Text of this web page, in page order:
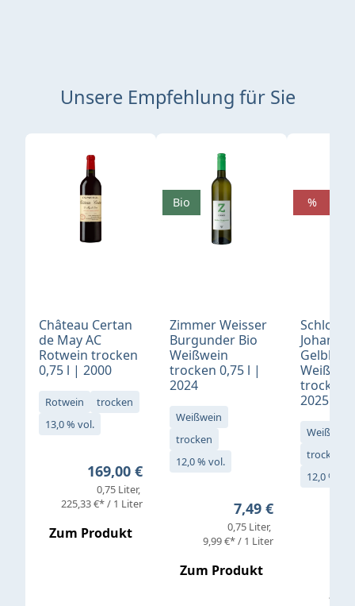
Unsere Empfehlung für Sie
Produktgalerie überspringen
Château Certan
de May AC
Rotwein trocken
0,75 l | 2000
Rotwein
trocken
13,0 % vol.
Regulärer Preis:
169,00 €
0,75 Liter
225,33 €* / 1 Liter
Zum Produkt
Zimmer Weisser
Burgunder Bio
Weißwein
trocken 0,75 l |
2024
Weißwein
trocken
12,0 % vol.
Regulärer Preis:
7,49 €
0,75 Liter
9,99 €* / 1 Liter
Zum Produkt
Bio
Schloß
Gelblack
trocken
2025
Weißwein
trocken
12,0 % vol.
%